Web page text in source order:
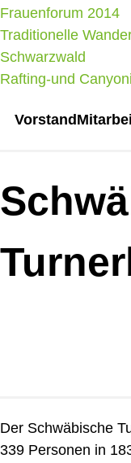
Frauenforum 2014
Traditionelle
Schwarzwald
Rafting-und
Vorstand
Der Schwäbische
339 Personen in